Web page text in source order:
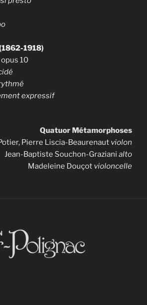
1918)
10
expressif
Quatuor Métamorphoses
Pierre Liscia-Beaurenaut violon
Jean-Baptiste Souchon-Graziani alto
Madeleine Douçot violoncelle